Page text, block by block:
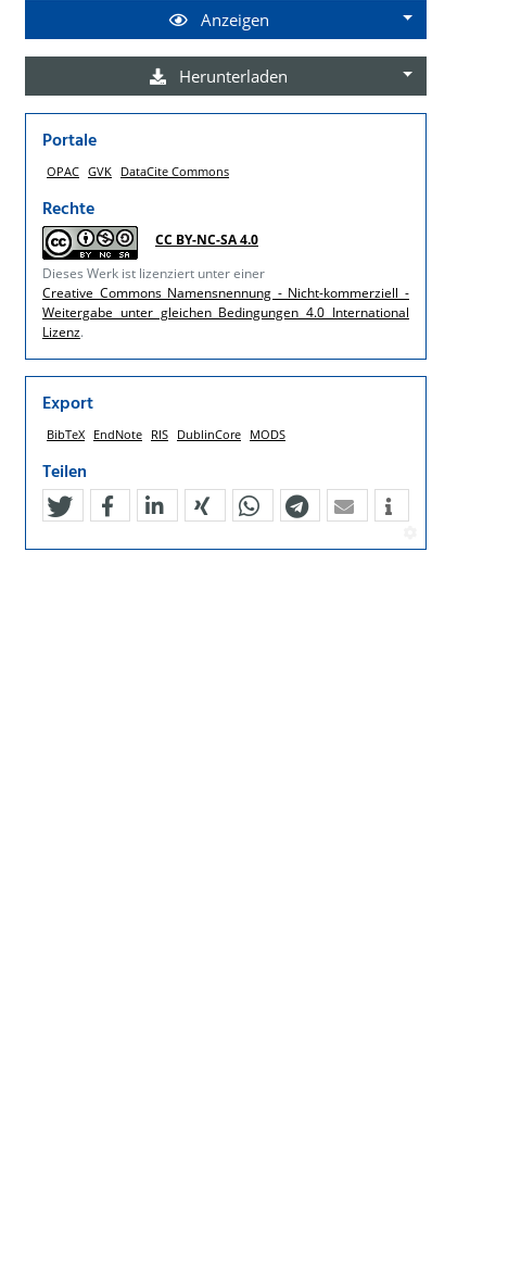
Anzeigen
Herunterladen
Portale
OPAC GVK DataCite Commons
Rechte
CC BY-NC-SA 4.0
Dieses Werk ist lizenziert unter einer
Creative Commons Namensnennung - Nicht-kommerziell -
Weitergabe unter gleichen Bedingungen 4.0 International
Lizenz.
Export
BibTeX EndNote RIS DublinCore MODS
Teilen